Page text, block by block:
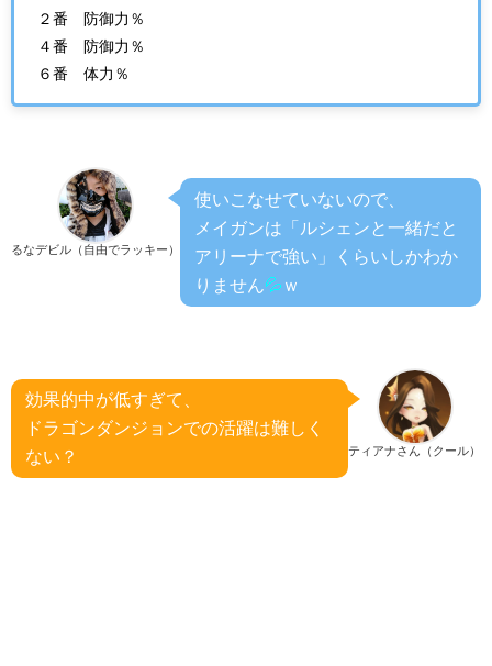
２番 防御力％
４番 防御力％
６番 体力％
るなデビル（自由でラッキー）
使いこなせていないので、
メイガンは「ルシェンと一緒だと
アリーナで強い」くらいしかわか
りません 💦 ｗ
ティアナさん（クール）
効果的中が低すぎて、
ドラゴンダンジョンでの活躍は難しく
ない？